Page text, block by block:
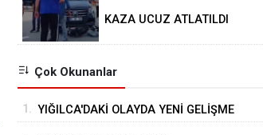
KAZA UCUZ ATLATILDI
Çok Okunanlar
1. YIĞILCA'DAKİ OLAYDA YENİ GELİŞME